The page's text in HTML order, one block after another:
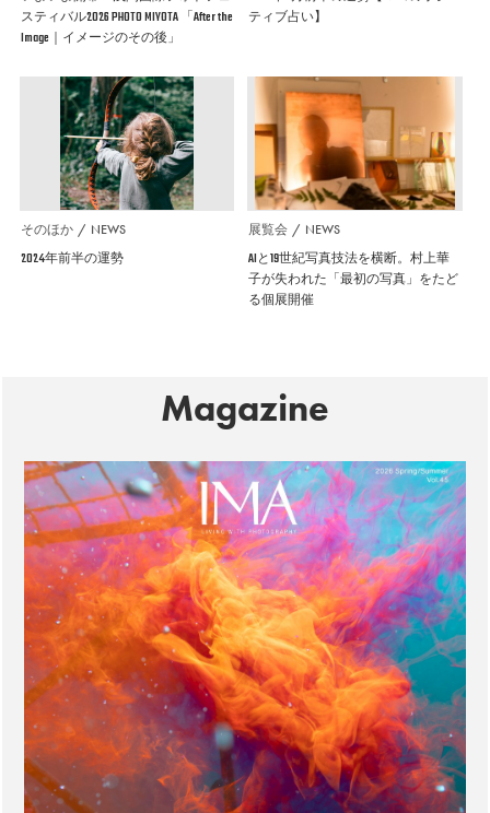
スティバル2026 PHOTO MIYOTA 「After the
Image｜イメージのその後」
ティブ占い】
そのほか NEWS
2024年前半の運勢
展覧会 NEWS
AIと19世紀写真技法を横断。村上華
子が失われた「最初の写真」をたど
る個展開催
Magazine